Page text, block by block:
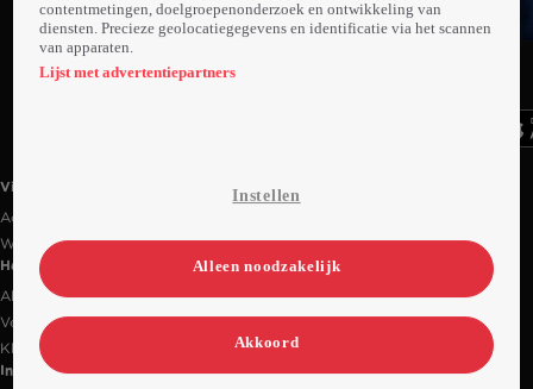
Ga
naar
Videoland
Actiecode
Werken bij RTL
Handige links
Alle films & series
Veelgestelde vragen
Klantenservice
Informatie
contentmetingen, doelgroepenonderzoek en ontwikkeling van
diensten. Precieze geolocatiegegevens en identificatie via het scannen
van apparaten.
Lijst met advertentiepartners
Instellen
Alleen noodzakelijk
Akkoord